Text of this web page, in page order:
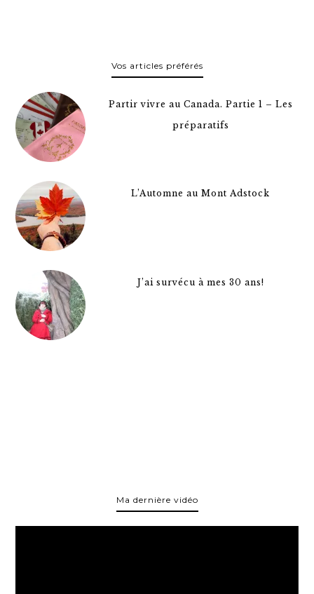
Vos articles préférés
Partir vivre au Canada. Partie 1 – Les
préparatifs
L’Automne au Mont Adstock
J’ai survécu à mes 30 ans!
Ma dernière vidéo